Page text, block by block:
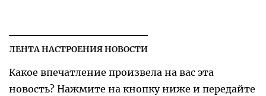
ЛЕНТА НАСТРОЕНИЯ НОВОСТИ
Какое впечатление произвела на вас эта
новость? Нажмите на кнопку ниже и передайте